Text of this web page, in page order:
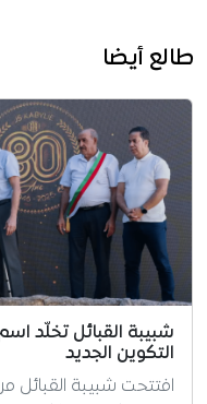
طالع أيضا
شبيبة القبائل تخلّد
التكوين الجديد
افتتحت شبيبة القبائل